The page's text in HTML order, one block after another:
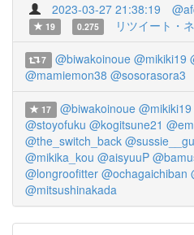
2023-03-27 21:38:19
19
0.275 リツイート・
7 @biwakoinoue @mikiki19
@mamiemon38 @sosorasora3
17 @biwakoinoue @mikiki19
@stoyofuku @kogitsune21
@the_switch_back
@mikika_kou @aisyuuP
@longroofitter @ochagaichiban
@mitsushinakada